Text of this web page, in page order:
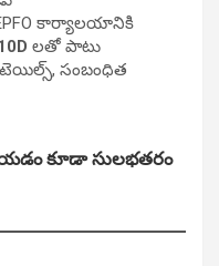
కార్యాలయానికి
లతో పాటు
సంబంధిత
కూడా సులభతరం